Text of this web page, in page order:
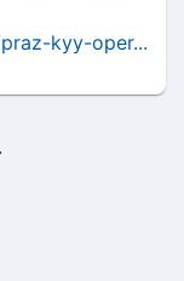
kyy-oper...